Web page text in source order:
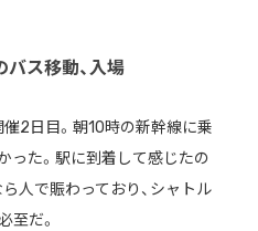
ス移動、入場
催2日目。朝10時の新幹線に乗
った。駅に到着して感じたの
人で賑わっており、シャトル
至だ。